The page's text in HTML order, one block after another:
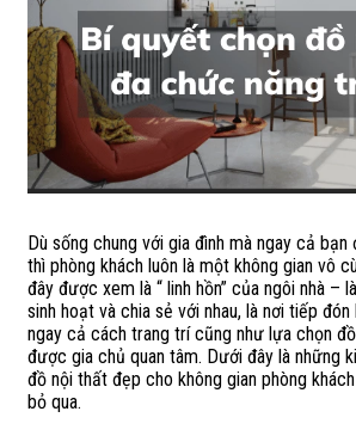
Dù sống chung với gia đình mà ngay cả
thì phòng khách luôn là một không gian vô
đây được xem là “ linh hồn” của ngôi nhà –
sinh hoạt và chia sẻ với nhau, là nơi tiếp
ngay cả cách trang trí cũng như lựa chọn
được gia chủ quan tâm. Dưới đây là những
đồ nội thất đẹp cho không gian phòng
bỏ qua.